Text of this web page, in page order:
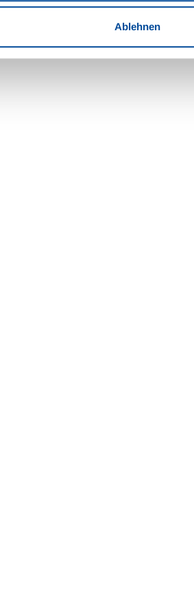
Ablehnen